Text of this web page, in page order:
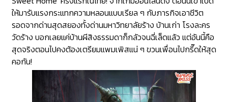
ให้มารับแรงกระแทกความหลอนแบบเรียล ๆ กับภารกิจเอาชีวิต
รอดจากด่านสุดสยองทั้งด่านมหาวิทยาลัยร้าง บ้านเก่า โรงละคร
วัดร้าง บอกเลยแค่บ้านผีสิงธรรมดาก็กลัวจนฉี่เล็ดแล้ว แต่อันนี้คือ
สุดจริงตอนไปคงต้องเตรียมแพมเพิสแน่ ๆ ขวนเพื่อนไปกรี๊ดให้สุด
คอกัน!